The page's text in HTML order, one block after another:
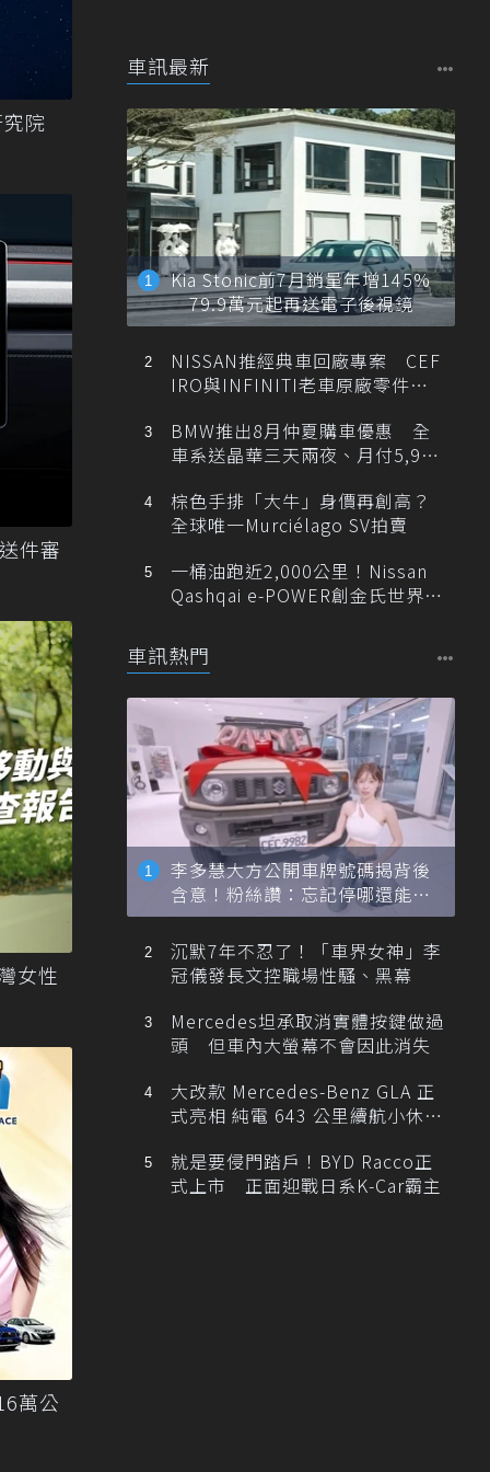
院
件審
女性
萬公
車訊最新
Kia Stonic前7月銷量年增145%
79.9萬元起再送電子後視鏡
NISSAN推經典車回廠專案 CEF
IRO與INFINITI老車原廠零件最
BMW推出8月仲夏購車優惠 全
車系送晶華三天兩夜、月付5,900
棕色手排「大牛」身價再創高？
全球唯一Murciélago SV拍賣
一桶油跑近2,000公里！Nissan
Qashqai e-POWER創金氏世界紀
車訊熱門
李多慧大方公開車牌號碼揭背後
含意！粉絲讚：忘記停哪還能幫
忙找車
沉默7年不忍了！「車界女神」李
冠儀發長文控職場性騷、黑幕
Mercedes坦承取消實體按鍵做過
頭 但車內大螢幕不會因此消失
大改款 Mercedes-Benz GLA 正
式亮相 純電 643 公里續航小休
就是要侵門踏戶！BYD Racco正
式上市 正面迎戰日系K-Car霸主